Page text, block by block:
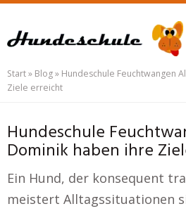
main
content
Start» Blog» Hundeschule Feuchtwangen
Ziele erreicht
Hundeschule
Dominik haben ihre
Ein Hund, der konsequent
meistert Alltagssituationen